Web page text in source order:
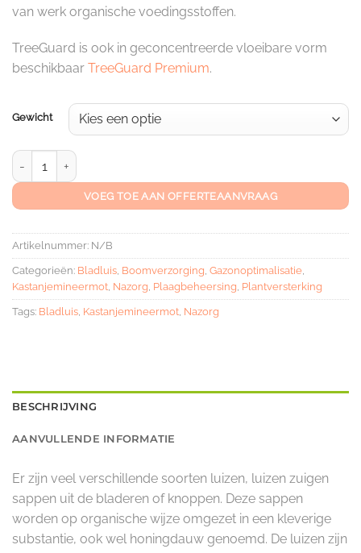
van werk organische voedingsstoffen.
TreeGuard is ook in geconcentreerde vloeibare vorm
beschikbaar TreeGuard Premium.
Gewicht
TreeGuard Granulaat aantal
VOEG TOE AAN OFFERTEAANVRAAG
Artikelnummer: N/B
Categorieën: Bladluis, Boomverzorging, Gazonoptimalisatie,
Kastanjemineermot, Nazorg, Plaagbeheersing, Plantversterking
Tags: Bladluis, Kastanjemineermot, Nazorg
BESCHRIJVING
AANVULLENDE INFORMATIE
Er zijn veel verschillende soorten luizen, luizen zuigen
sappen uit de bladeren of knoppen. Deze sappen
worden op organische wijze omgezet in een kleverige
substantie, ook wel honingdauw genoemd. De luizen zijn